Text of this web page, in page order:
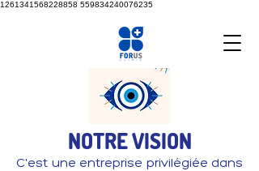
1261341568228858 559834240076235
NOTRE VISION
C'est une entreprise privilégiée dans